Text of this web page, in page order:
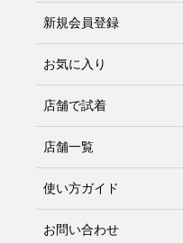
新規会員登録
お気に入り
店舗で試着
店舗一覧
使い方ガイド
お問い合わせ